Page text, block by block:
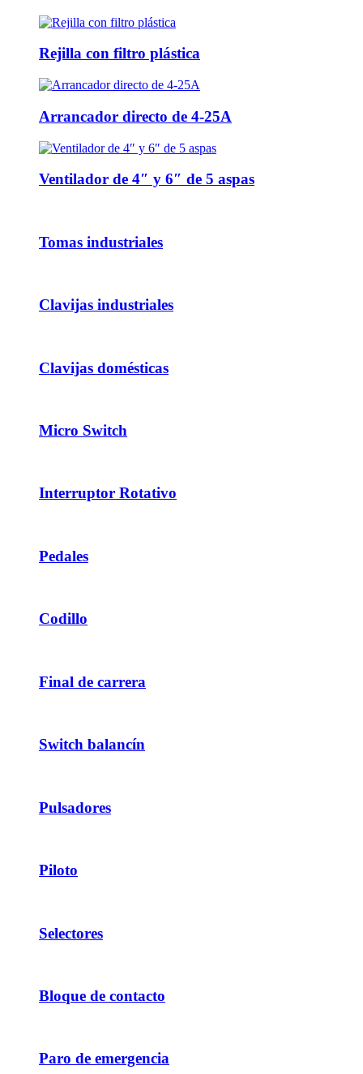
Rejilla con filtro plástica
Arrancador directo de 4-25A
Ventilador de 4″ y 6″ de 5 aspas
Tomas industriales
Clavijas industriales
Clavijas domésticas
Micro Switch
Interruptor Rotativo
Pedales
Codillo
Final de carrera
Switch balancín
Pulsadores
Piloto
Selectores
Bloque de contacto
Paro de emergencia